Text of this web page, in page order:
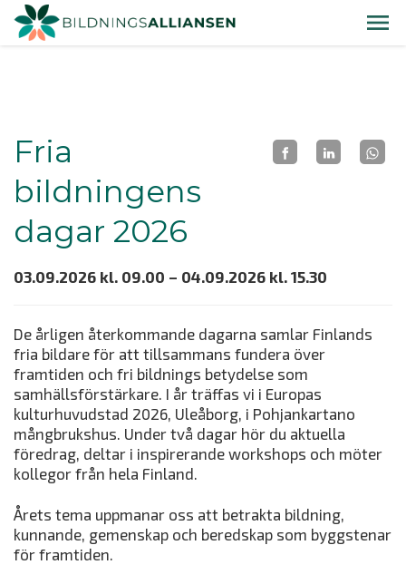
Fria
bildningens
dagar 2026
03.09.2026 kl. 09.00 – 04.09.2026 kl. 15.30
De årligen återkommande dagarna samlar Finlands
fria bildare för att tillsammans fundera över
framtiden och fri bildnings betydelse som
samhällsförstärkare. I år träffas vi i Europas
kulturhuvudstad 2026, Uleåborg, i Pohjankartano
mångbrukshus. Under två dagar hör du aktuella
föredrag, deltar i inspirerande workshops och möter
kollegor från hela Finland.
Årets tema uppmanar oss att betrakta bildning,
kunnande, gemenskap och beredskap som byggstenar
för framtiden.